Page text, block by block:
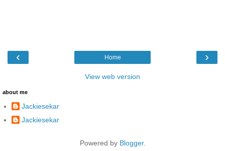
‹ ›
Home
View web version
about me
Jackiesekar
Jackiesekar
Powered by Blogger.